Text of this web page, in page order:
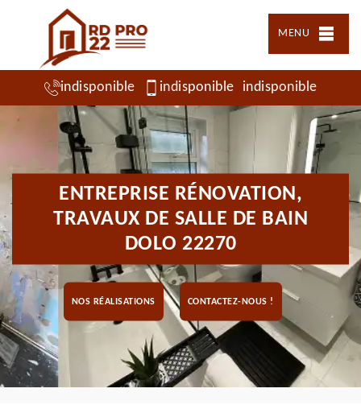
MENU
indisponible indisponible indisponible
ENTREPRISE RÉNOVATION,
TRAVAUX DE SALLE DE BAIN
DOLO 22270
NOS RÉALISATIONS CONTACTEZ-NOUS !